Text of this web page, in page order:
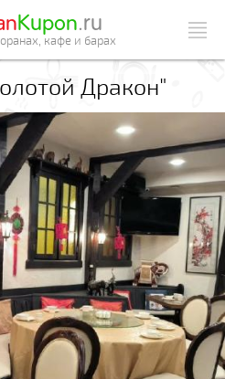
Kupon.ru
кафе и барах
Дракон"